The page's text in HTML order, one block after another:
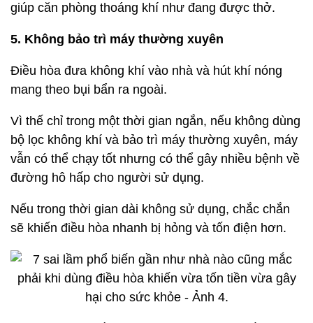
giúp căn phòng thoáng khí như đang được thở.
5. Không bảo trì máy thường xuyên
Điều hòa đưa không khí vào nhà và hút khí nóng
mang theo bụi bẩn ra ngoài.
Vì thế chỉ trong một thời gian ngắn, nếu không dùng
bộ lọc không khí và bảo trì máy thường xuyên, máy
vẫn có thể chạy tốt nhưng có thể gây nhiều bệnh về
đường hô hấp cho người sử dụng.
Nếu trong thời gian dài không sử dụng, chắc chắn
sẽ khiến điều hòa nhanh bị hỏng và tốn điện hơn.